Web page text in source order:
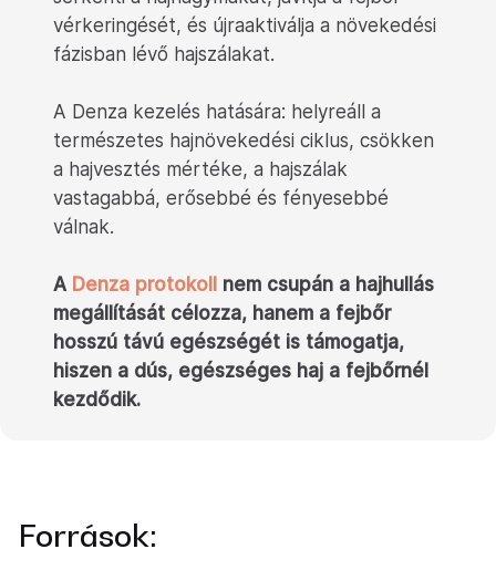
vérkeringését, és újraaktiválja a növekedési
fázisban lévő hajszálakat.
A Denza kezelés hatására: helyreáll a
természetes hajnövekedési ciklus, csökken
a hajvesztés mértéke, a hajszálak
vastagabbá, erősebbé és fényesebbé
válnak.
A Denza protokoll nem csupán a hajhullás
megállítását célozza, hanem a fejbőr
hosszú távú egészségét is támogatja,
hiszen a dús, egészséges haj a fejbőrnél
kezdődik.
Források: